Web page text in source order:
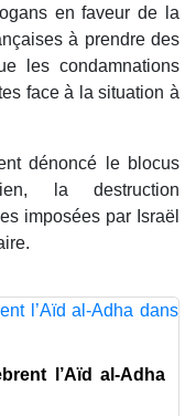
en faveur de la
à prendre des
les condamnations
face à la situation à
dénoncé le blocus
la destruction
imposées par Israël
l’Aïd al-Adha